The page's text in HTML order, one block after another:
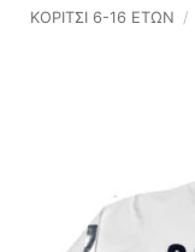
ΚΟΡΙΤΣΙ 6-16 ΕΤΩΝ /